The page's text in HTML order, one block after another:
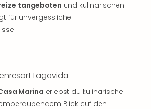
und kulinarischen
für unvergessliche
Lagovida
Marina erlebst du kulinarische
Blick auf den